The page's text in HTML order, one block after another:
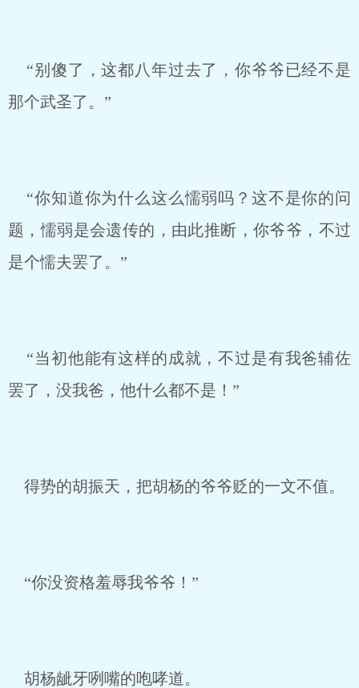
“别傻了，这都八年过去了，你爷爷已经不是
那个武圣了。”
“你知道你为什么这么懦弱吗？这不是你的问
题，懦弱是会遗传的，由此推断，你爷爷，不过
是个懦夫罢了。”
“当初他能有这样的成就，不过是有我爸辅佐
罢了，没我爸，他什么都不是！”
得势的胡振天，把胡杨的爷爷贬的一文不值。
“你没资格羞辱我爷爷！”
胡杨龇牙咧嘴的咆哮道。